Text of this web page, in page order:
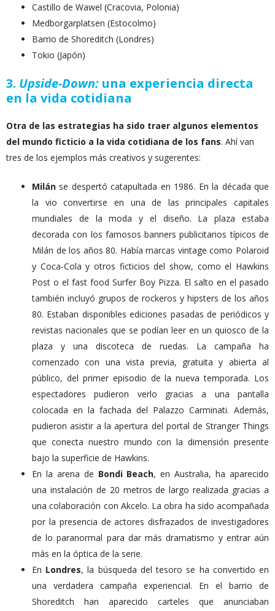
Castillo de Wawel (Cracovia, Polonia)
Medborgarplatsen (Estocolmo)
Barrio de Shoreditch (Londres)
Tokio (Japón)
3. Upside-Down: una experiencia directa
en la vida cotidiana
Otra de las estrategias ha sido traer algunos elementos
del mundo ficticio a la vida cotidiana de los fans. Ahí van
tres de los ejemplos más creativos y sugerentes:
Milán se despertó catapultada en 1986. En la década que
la vio convertirse en una de las principales capitales
mundiales de la moda y el diseño. La plaza estaba
decorada con los famosos banners publicitarios típicos de
Milán de los años 80. Había marcas vintage como Polaroid
y Coca-Cola y otros ficticios del show, como el Hawkins
Post o el fast food Surfer Boy Pizza. El salto en el pasado
también incluyó grupos de rockeros y hipsters de los años
80. Estaban disponibles ediciones pasadas de periódicos y
revistas nacionales que se podían leer en un quiosco de la
plaza y una discoteca de ruedas. La campaña ha
comenzado con una vista previa, gratuita y abierta al
público, del primer episodio de la nueva temporada. Los
espectadores pudieron verlo gracias a una pantalla
colocada en la fachada del Palazzo Carminati. Además,
pudieron asistir a la apertura del portal de Stranger Things
que conecta nuestro mundo con la dimensión presente
bajo la superficie de Hawkins.
En la arena de Bondi Beach, en Australia, ha aparecido
una instalación de 20 metros de largo realizada gracias a
una colaboración con Akcelo. La obra ha sido acompañada
por la presencia de actores disfrazados de investigadores
de lo paranormal para dar más dramatismo y entrar aún
más en la óptica de la serie.
En Londres, la búsqueda del tesoro se ha convertido en
una verdadera campaña experiencial. En el barrio de
Shoreditch han aparecido carteles que anunciaban